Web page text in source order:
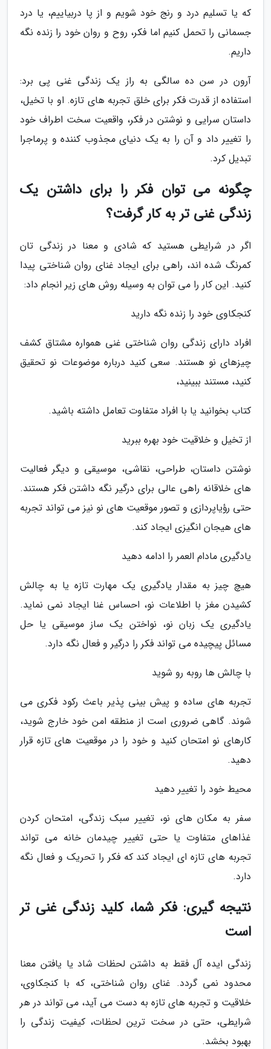
که یا تسلیم درد و رنج خود شویم و از پا دربیاییم، یا درد
جسمانی را تحمل کنیم اما فکر، روح و روان خود را زنده نگه
داریم.
آرون در سن ده سالگی به راز یک زندگی غنی پی برد:
استفاده از قدرت فکر برای خلق تجربه های تازه. او با تخیل،
داستان سرایی و نوشتن در فکر، واقعیت سخت اطراف خود
را تغییر داد و آن را به یک دنیای مجذوب کننده و پرماجرا
تبدیل کرد.
چگونه می توان فکر را برای داشتن یک
زندگی غنی تر به کار گرفت؟
اگر در شرایطی هستید که شادی و معنا در زندگی تان
کمرنگ شده اند، راهی برای ایجاد غنای روان شناختی پیدا
کنید. این کار را می توان به وسیله روش های زیر انجام داد:
کنجکاوی خود را زنده نگه دارید
افراد دارای زندگی روان شناختی غنی همواره مشتاق کشف
چیزهای نو هستند. سعی کنید درباره موضوعات نو تحقیق
کنید، مستند ببینید،
کتاب بخوانید یا با افراد متفاوت تعامل داشته باشید.
از تخیل و خلاقیت خود بهره ببرید
نوشتن داستان، طراحی، نقاشی، موسیقی و دیگر فعالیت
های خلاقانه راهی عالی برای درگیر نگه داشتن فکر هستند.
حتی رؤیاپردازی و تصور موقعیت های نو نیز می تواند تجربه
های هیجان انگیزی ایجاد کند.
یادگیری مادام العمر را ادامه دهید
هیچ چیز به مقدار یادگیری یک مهارت تازه یا به چالش
کشیدن مغز با اطلاعات نو، احساس غنا ایجاد نمی نماید.
یادگیری یک زبان نو، نواختن یک ساز موسیقی یا حل
مسائل پیچیده می تواند فکر را درگیر و فعال نگه دارد.
با چالش ها روبه رو شوید
تجربه های ساده و پیش بینی پذیر باعث رکود فکری می
شوند. گاهی ضروری است از منطقه امن خود خارج شوید،
کارهای نو امتحان کنید و خود را در موقعیت های تازه قرار
دهید.
محیط خود را تغییر دهید
سفر به مکان های نو، تغییر سبک زندگی، امتحان کردن
غذاهای متفاوت یا حتی تغییر چیدمان خانه می تواند
تجربه های تازه ای ایجاد کند که فکر را تحریک و فعال نگه
دارد.
نتیجه گیری: فکر شما، کلید زندگی غنی تر
است
زندگی ایده آل فقط به داشتن لحظات شاد یا یافتن معنا
محدود نمی گردد. غنای روان شناختی، که با کنجکاوی،
خلاقیت و تجربه های تازه به دست می آید، می تواند در هر
شرایطی، حتی در سخت ترین لحظات، کیفیت زندگی را
بهبود بخشد.